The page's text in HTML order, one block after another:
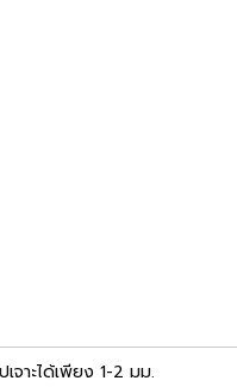
จาะได้เพียง 1-2 มม.